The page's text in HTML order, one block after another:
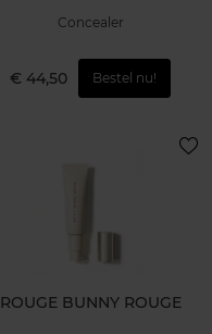
Concealer
€ 44,50 Bestel nu!
ROUGE BUNNY ROUGE